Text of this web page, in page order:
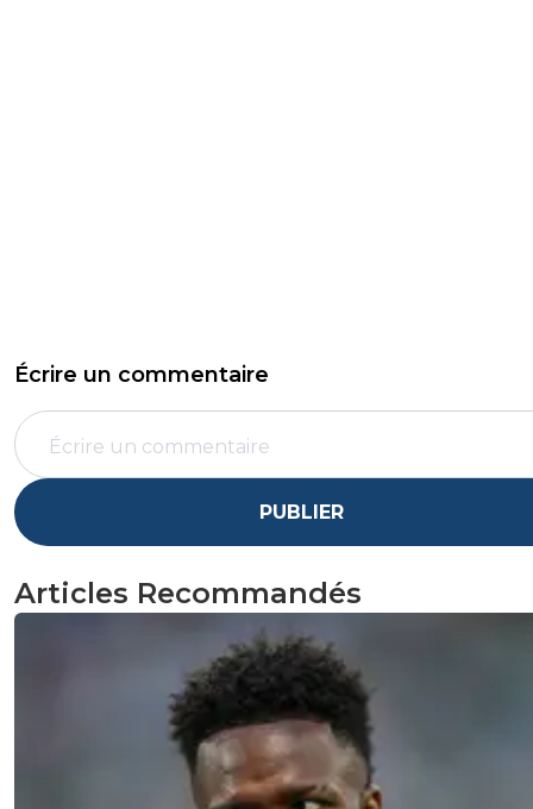
Écrire un commentaire
PUBLIER
Articles Recommandés